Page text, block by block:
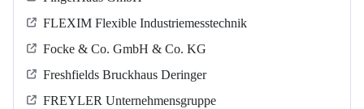
FLEXIM Flexible Industriemesstechnik
Focke & Co. GmbH & Co. KG
Freshfields Bruckhaus Deringer
FREYLER Unternehmensgruppe